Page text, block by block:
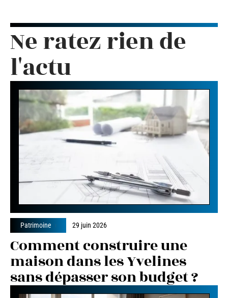
Ne ratez rien de
l'actu
Patrimoine 29 juin 2026
Comment construire une
maison dans les Yvelines
sans dépasser son budget ?